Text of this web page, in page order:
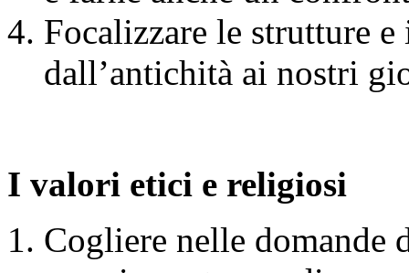
Focalizzare le strutture
dall’antichità ai nostri
I valori etici e religiosi
Cogliere nelle domande